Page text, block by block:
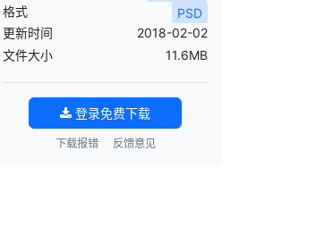
格式
PSD
更新时间
2018-02-02
文件大小
11.6MB
登录免费下载
下载报错 反馈意见